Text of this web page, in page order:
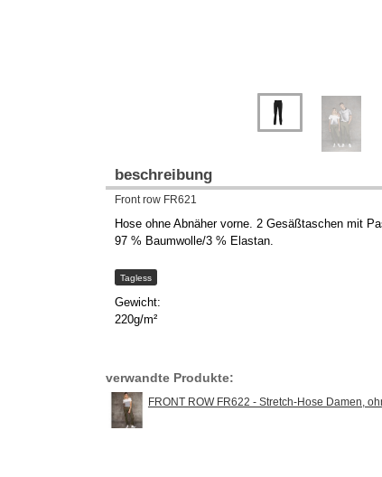
beschreibung
Front row FR621
Hose ohne Abnäher vorne. 2 Gesäßtaschen mit
97 % Baumwolle/3 % Elastan.
Tagless
Gewicht:
220g/m²
verwandte Produkte:
FRONT ROW FR622 - Stretch-Hose Damen,